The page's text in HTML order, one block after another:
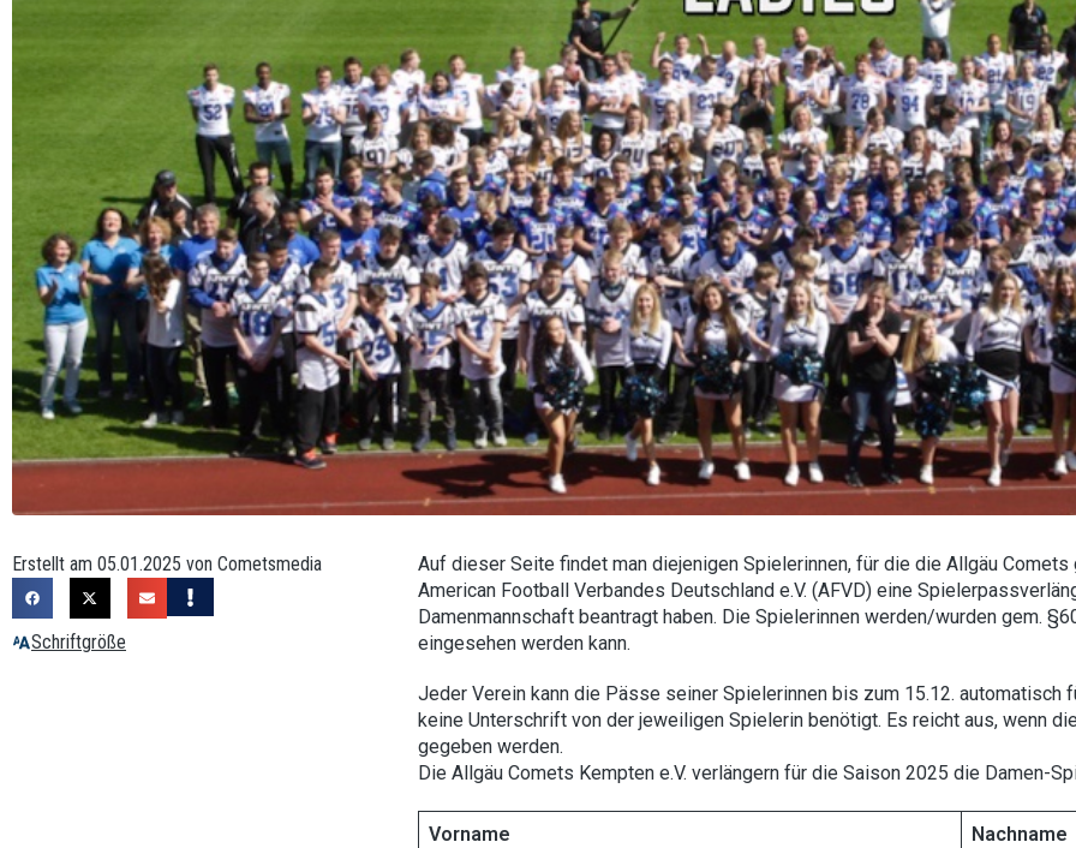
Erstellt am 05.01.2025 von Cometsmedia
Schriftgröße
Auf dieser Seite findet man diejenigen Spielerinnen, für die die Allgäu
American Football Verbandes Deutschland e.V. (AFVD) eine
Damenmannschaft beantragt haben. Die Spielerinnen werden/wurden gem.
eingesehen werden kann.
Jeder Verein kann die Pässe seiner Spielerinnen bis zum 15.12.
keine Unterschrift von der jeweiligen Spielerin benötigt. Es reicht aus, wenn
gegeben werden.
Die Allgäu Comets Kempten e.V. verlängern für die Saison 2025 die Damen-
Vorname Nachname